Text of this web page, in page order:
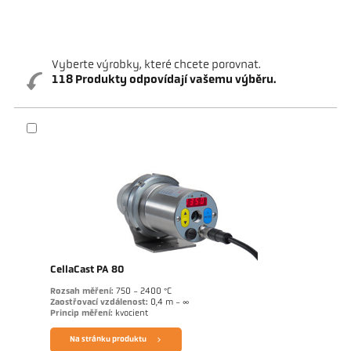
Vyberte výrobky, které chcete porovnat.
118Produkty odpovídají vašemu výběru.
CellaCast PA 80
Rozsah měření: 750 - 2400 °C
Zaostřovací vzdálenost: 0,4 m - ∞
Princip měření: kvocient
Na stránku produktu